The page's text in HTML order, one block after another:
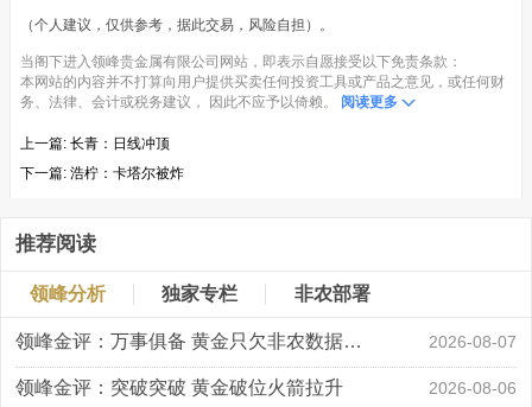
（个人建议，仅供参考，据此交易，风险自担）。
当阁下进入领峰贵金属有限公司网站，即表示自愿接受以下免责条款：
本网站的内容并不打算向用户提供买卖任何投资工具或产品之意见，或任何财
务、法律、会计或税务建议， 因此不应予以倚赖。
阅读更多
上一篇: 长青：日线冲顶
下一篇: 浩柠：卡塔尔被炸
推荐阅读
领峰分析 独家专栏 非农部署
领峰金评：万事俱备 黄金只欠非农数据“东风” 2026-08-07
领峰金评：突破突破 黄金破位火箭拉升 2026-08-06